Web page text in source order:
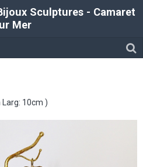
Sculptures - Camaret
Mer
Larg: 10cm )